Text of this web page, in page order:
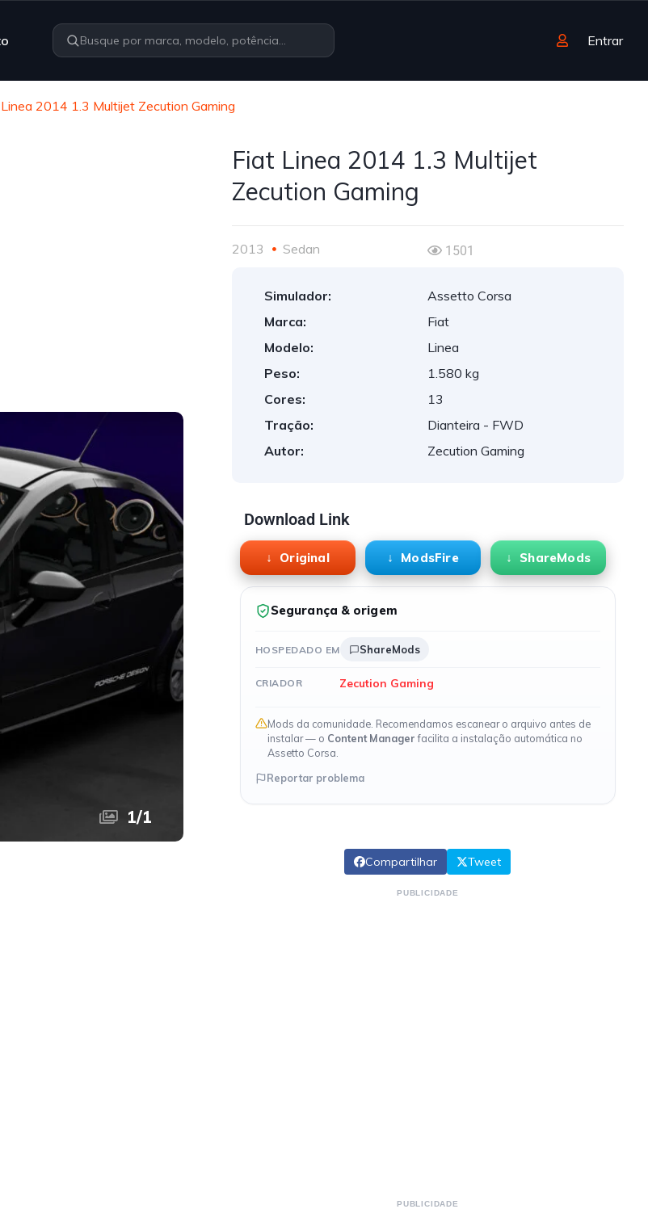
Entrar
2014 1.3 Multijet Zecution Gaming
1/1
Fiat Linea 2014 1.3 Multijet
Zecution Gaming
2013 Sedan 1501
Simulador:
Assetto Corsa
Marca:
Fiat
Modelo:
Linea
Peso:
1.580 kg
Cores:
13
Tração:
Dianteira - FWD
Autor:
Zecution Gaming
Download Link
Original ModsFire ShareMods
Segurança & origem
HOSPEDADO EM ShareMods
CRIADOR Zecution Gaming
Mods da comunidade. Recomendamos escanear o arquivo antes de
instalar — o Content Managerfacilita a instalação automática no
Assetto Corsa.
Reportar problema
Compartilhar Tweet
PUBLICIDADE
PUBLICIDADE